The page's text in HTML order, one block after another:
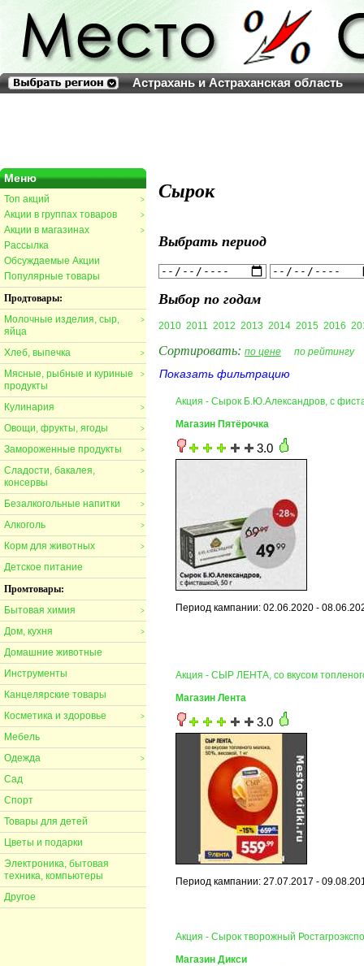
Астрахань и Астраханская область
Меню
>
Топ акций
>
Акции в группах товаров
>
Акции в магазинах
Рассылка
Обсуждаемые Акции
Популярные товары
Продтовары:
>
Молочные изделия, сыр,
яйца
>
Хлеб, выпечка
>
Мясные, рыбные и куриные
продукты
>
Кулинария
>
Овощи, фрукты, ягоды
>
Замороженные продукты
>
Сладости, бакалея,
консервы
>
Безалкогольные напитки
>
Алкоголь
>
Корм для животных
Детское питание
Промтовары:
>
Бытовая химия
>
Дом, кухня
Домашние животные
Инструменты
Канцелярские товары
>
Косметика и здоровье
Мебель
>
Одежда
Сад
Спорт
Товары для детей
Цветы и подарки
Электроника, бытовая
техника, компьютеры
Другое
Сырок
Выбрать период
Выбор по годам
2010 2011 2012 2013 2014 2015 2016
Сортировать: по цене по рейтингу
Показать фильтрацию
Акция - Сырок Б.Ю.Александров, с
Магазин Пятёрочка
3.0
Период кампании: 02.06.2020 -
Акция - СЫР ЛЕНТА, со вкусом
Магазин Лента
3.0
Период кампании: 27.07.2017 -
Акция - Сырок творожный
Магазин Дикси